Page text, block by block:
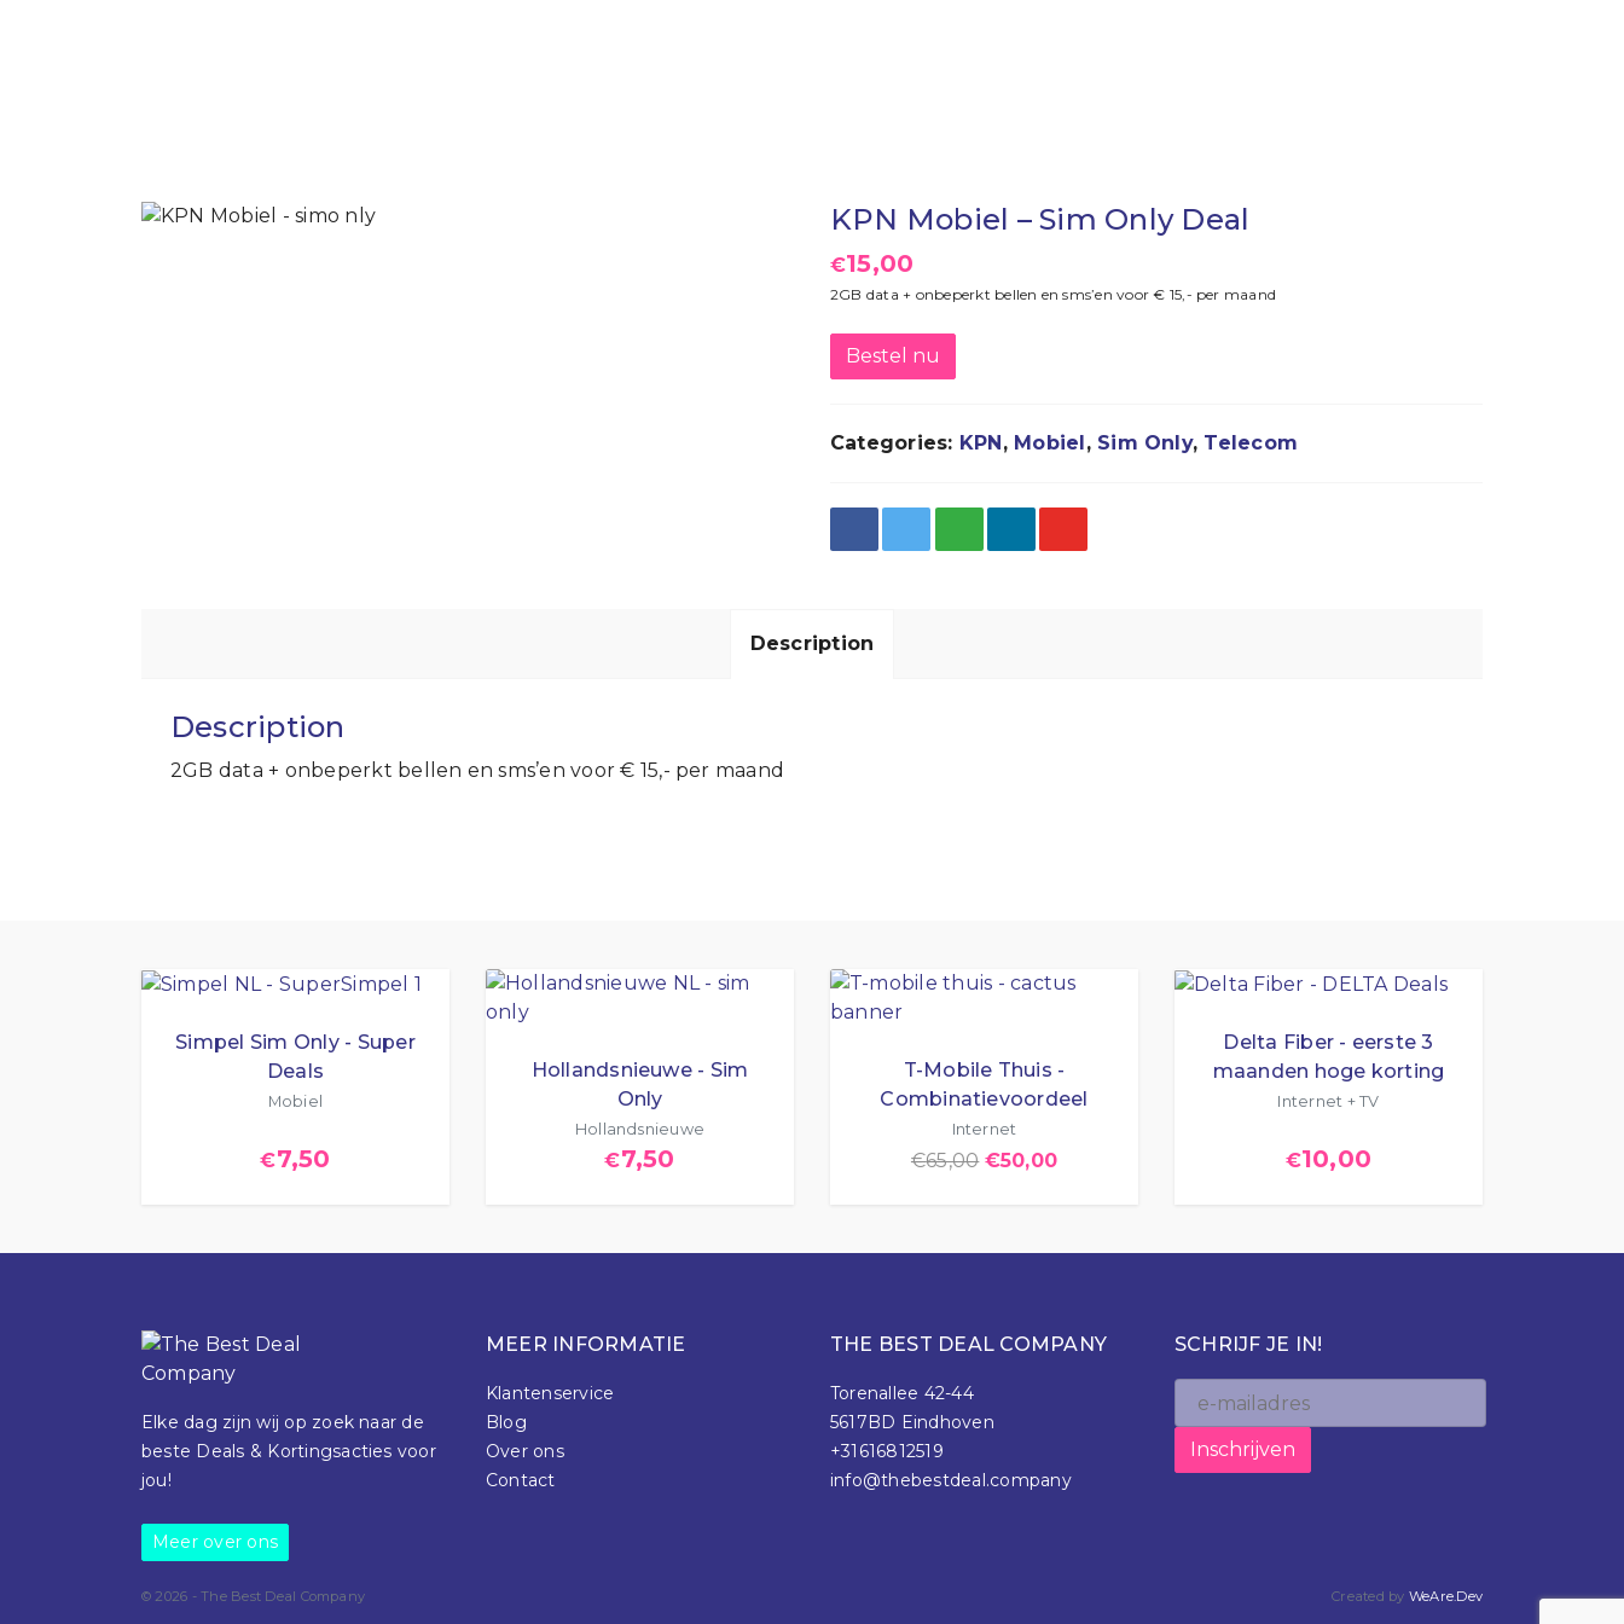
KPN Mobiel – Sim Only Deal
€15,00
2GB data + onbeperkt bellen en sms’en voor € 15,- per maand
Bestel nu
Categories: KPN, Mobiel, Sim Only, Telecom
Description
Description
2GB data + onbeperkt bellen en sms’en voor € 15,- per maand
Simpel Sim Only - Super
Deals
Mobiel
€7,50
Hollandsnieuwe - Sim
Only
Hollandsnieuwe
€7,50
T-Mobile Thuis -
Combinatievoordeel
Internet
€65,00 €50,00
Delta Fiber - eerste 3
maanden hoge korting
Internet + TV
€10,00
Elke dag zijn wij op zoek naar de
beste Deals & Kortingsacties voor
jou!
Meer over ons
MEER INFORMATIE
Klantenservice
Blog
Over ons
Contact
THE BEST DEAL COMPANY
Torenallee 42-44
5617BD Eindhoven
+31616812519
info@thebestdeal.company
SCHRIJF JE IN!
© 2026 - The Best Deal Company Created by WeAre.Dev